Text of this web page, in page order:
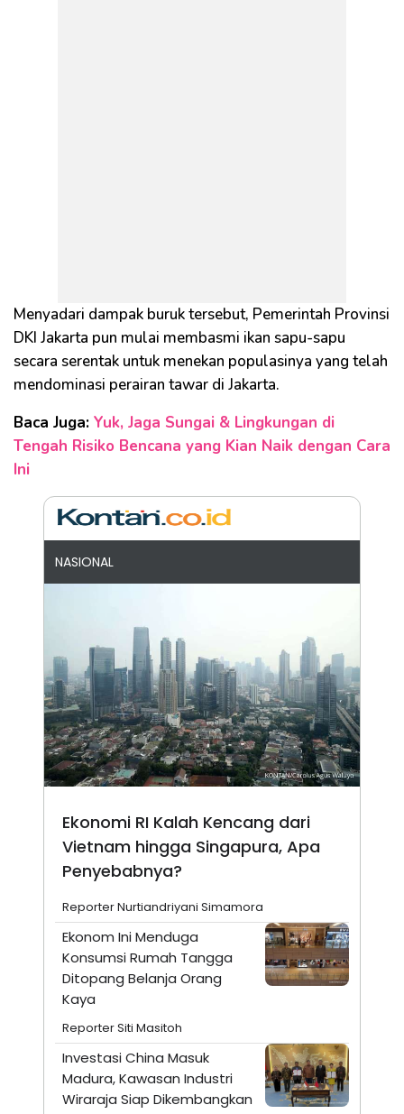
Menyadari dampak buruk tersebut, Pemerintah Provinsi
DKI Jakarta pun mulai membasmi ikan sapu-sapu
secara serentak untuk menekan populasinya yang telah
mendominasi perairan tawar di Jakarta.
Baca Juga: Yuk, Jaga Sungai & Lingkungan di
Tengah Risiko Bencana yang Kian Naik dengan Cara
Ini
NASIONAL
Ekonomi RI Kalah Kencang dari
Vietnam hingga Singapura, Apa
Penyebabnya?
Reporter Nurtiandriyani Simamora
Ekonom Ini Menduga
Konsumsi Rumah Tangga
Ditopang Belanja Orang
Kaya
Reporter Siti Masitoh
Investasi China Masuk
Madura, Kawasan Industri
Wiraraja Siap Dikembangkan